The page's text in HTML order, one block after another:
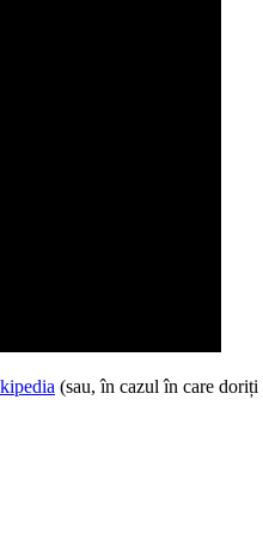
(sau, în cazul în care